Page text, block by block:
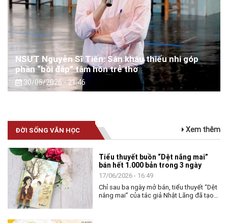
NSƯT Nguyễn Sĩ Tiến: Sân khấu thiếu nhi góp
phần “bồi đắp” tâm hồn trẻ thơ
30/05/2026 - 21:46
ĐỜI SỐNG VĂN HỌC Xem thêm
Tiểu thuyết buồn “Dệt nắng mai”
bán hết 1.000 bản trong 3 ngày
17/06/2026 - 16:49
Chỉ sau ba ngày mở bán, tiểu thuyết “Dệt
nắng mai” của tác giả Nhật Lãng đã tạo